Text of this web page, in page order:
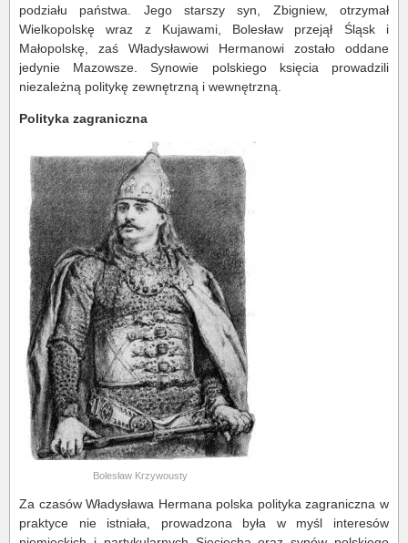
podziału państwa. Jego starszy syn, Zbigniew, otrzymał
Wielkopolskę wraz z Kujawami, Bolesław przejął Śląsk i
Małopolskę, zaś Władysławowi Hermanowi zostało oddane
jedynie Mazowsze. Synowie polskiego księcia prowadzili
niezależną politykę zewnętrzną i wewnętrzną.
Polityka zagraniczna
Bolesław Krzywousty
Za czasów Władysława Hermana polska polityka zagraniczna w
praktyce nie istniała, prowadzona była w myśl interesów